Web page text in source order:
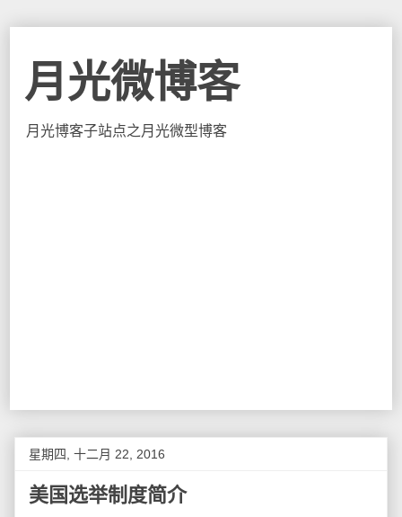
月光微博客
月光博客子站点之月光微型博客
星期四, 十二月 22, 2016
美国选举制度简介